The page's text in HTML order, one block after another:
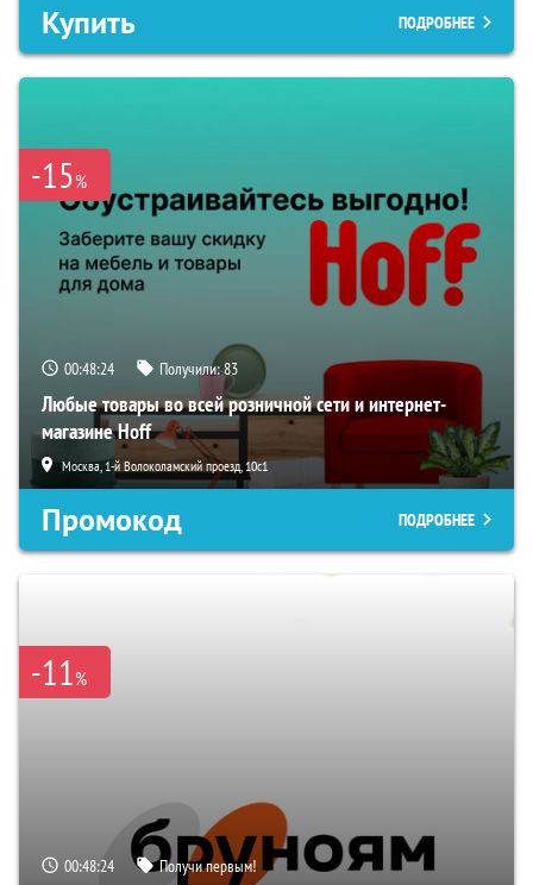
Купить ПОДРОБНЕЕ
-15%
00:48:23 Получили:83
Любые товары во всей розничной сети и интернет-
магазине Hoff
Москва, 1-й Волоколамский проезд, 10с1
Промокод ПОДРОБНЕЕ
-11%
00:48:23 Получи первым!